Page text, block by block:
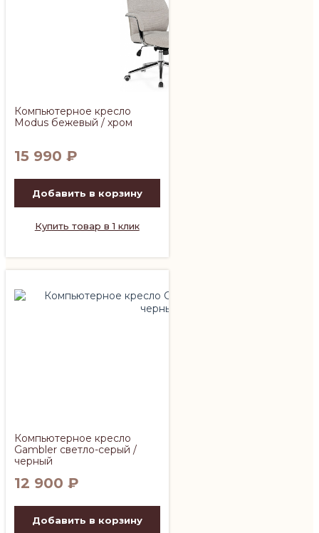
Компьютерное кресло
Modus бежевый / хром
15 990 ₽
Добавить в корзину
Купить товар в 1 клик
Компьютерное кресло
Gambler светло-серый /
черный
12 900 ₽
Добавить в корзину